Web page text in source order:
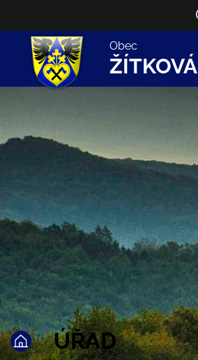
Obec
ŽÍTKOVÁ
ÚŘAD